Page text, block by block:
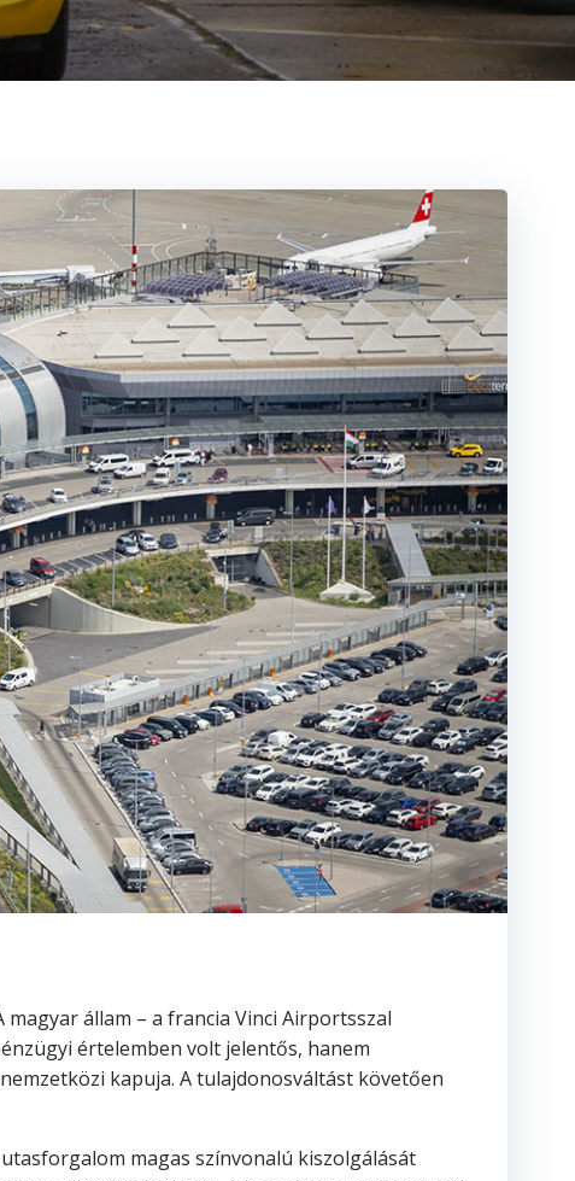
állam – a francia Vinci Airportsszal
értelemben volt jelentős, hanem
kapuja. A tulajdonosváltást követően
magas színvonalú kiszolgálását